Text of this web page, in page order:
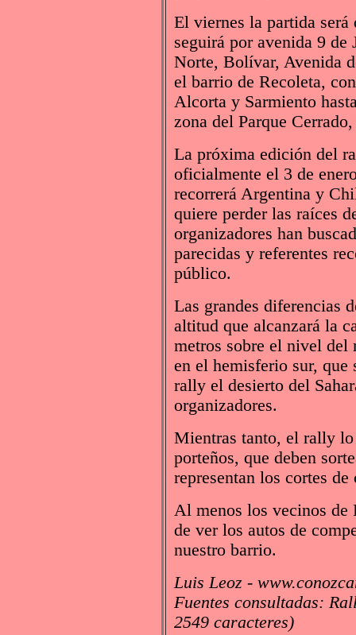
El viernes la partida
seguirá por avenida 9
Norte, Bolívar, Avenida
el barrio de Recoleta,
Alcorta y Sarmiento
zona del Parque
La próxima edición del
oficialmente el 3 de
recorrerá Argentina y
quiere perder las raíces
organizadores han
parecidas y referentes
público.
Las grandes diferencias
altitud que alcanzará la
metros sobre el nivel del
en el hemisferio sur, que
rally el desierto del
organizadores.
Mientras tanto, el rally
porteños, que deben
representan los cortes
Al menos los vecinos de
de ver los autos de
nuestro barrio.
Luis Leoz -
Fuentes consultadas:
2549 caracteres)